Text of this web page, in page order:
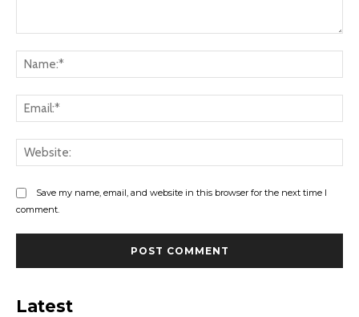
Save my name, email, and website in this browser for the next time I
comment.
Latest